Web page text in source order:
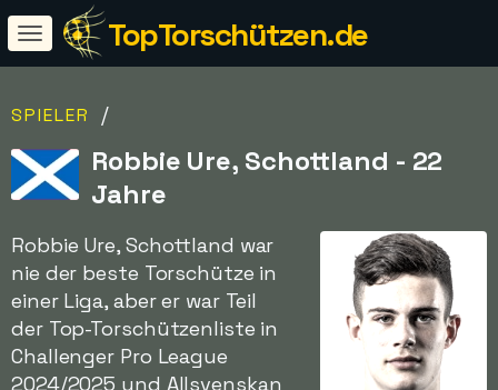
TopTorschützen.de
SPIELER /
Robbie Ure, Schottland - 22
Jahre
Robbie Ure, Schottland war
nie der beste Torschütze in
einer Liga, aber er war Teil
der Top-Torschützenliste in
Challenger Pro League
2024/2025 und Allsvenskan